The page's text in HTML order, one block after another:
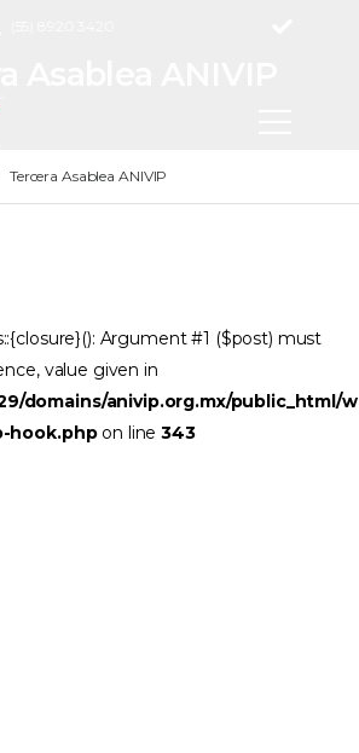
Tercera Asablea ANIVIP
Argument #1 ($post) must
value given in
domains/anivip.org.mx/public_html/
hook.phpon line343